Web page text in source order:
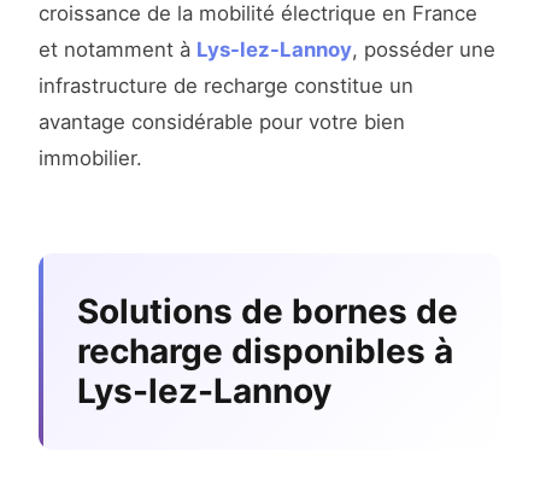
croissance de la mobilité électrique en France
et notamment à Lys-lez-Lannoy, posséder une
infrastructure de recharge constitue un
avantage considérable pour votre bien
immobilier.
Solutions de bornes de
recharge disponibles à
Lys-lez-Lannoy